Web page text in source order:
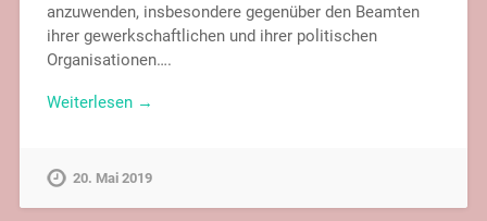
anzuwenden, insbesondere gegenüber den Beamten
ihrer gewerkschaftlichen und ihrer politischen
Organisationen….
Weiterlesen →
20. Mai 2019